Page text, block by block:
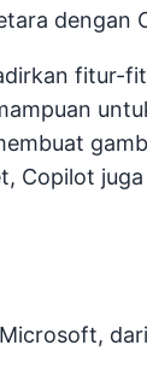
dengan
fitur-
Copilot